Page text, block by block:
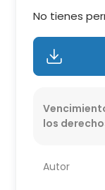
No tienes
los
Autor